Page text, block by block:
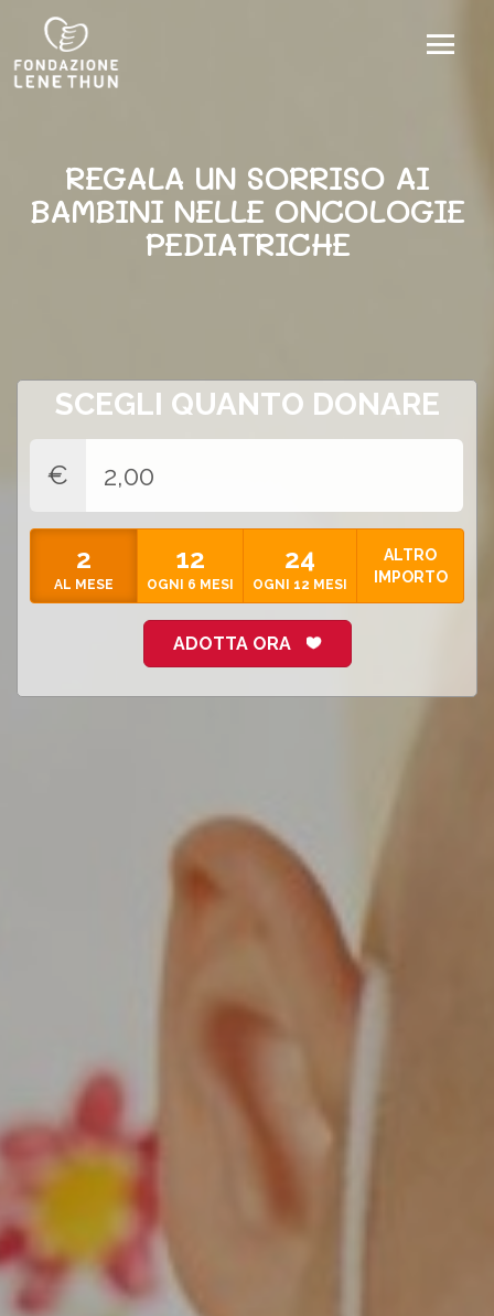
AIUTACI A MANTENERE
SEMPRE VIVO IL LORO
SORRISO
SCEGLI QUANTO DONARE
€
2
AL MESE
12
OGNI 6 MESI
24
OGNI 12 MESI
ALTRO
IMPORTO
ADOTTA ORA